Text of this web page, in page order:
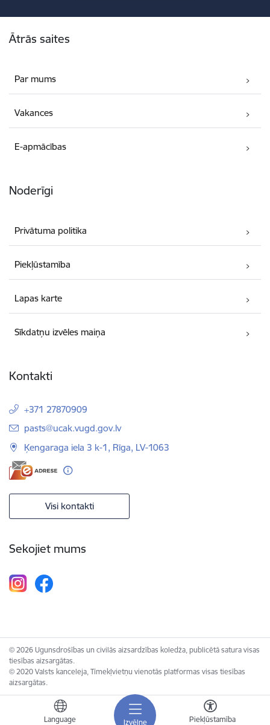
Izvēlne
Language Piekļūstamība
Ātrās saites
Par mums
Vakances
E-apmācības
Noderīgi
Privātuma politika
Piekļūstamība
Lapas karte
Sīkdatņu izvēles maiņa
Kontakti
+371 27870909
E-pasts:
pasts@ucak.vugd.gov.lv
Ķengaraga iela 3 k-1, Rīga, LV-1063
Visi kontakti
Sekojiet mums
© 2026 Ugunsdrošības un civilās aizsardzības koledža, publicētā satura visas
tiesības aizsargātas.
© 2020 Valsts kanceleja, Tīmekļvietņu vienotās platformas visas tiesības
aizsargātas.